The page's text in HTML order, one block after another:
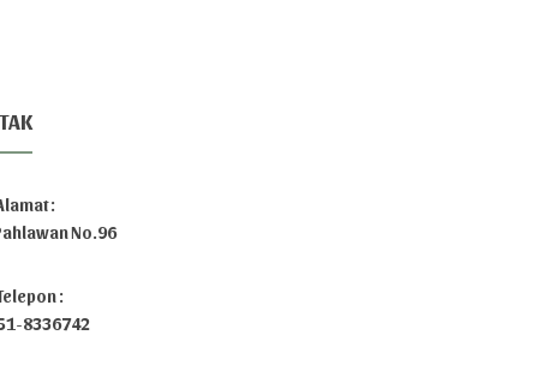
:
No.96
:
8336742